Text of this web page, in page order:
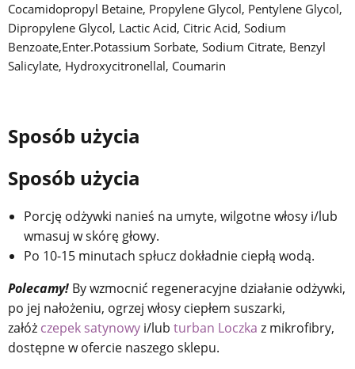
Cocamidopropyl Betaine, Propylene Glycol, Pentylene Glycol,
Dipropylene Glycol, Lactic Acid, Citric Acid, Sodium
Benzoate,Enter.Potassium Sorbate, Sodium Citrate, Benzyl
Salicylate, Hydroxycitronellal, Coumarin
Sposób użycia
Sposób użycia
Porcję odżywki nanieś na umyte, wilgotne włosy i/lub
wmasuj w skórę głowy.
Po 10-15 minutach spłucz dokładnie ciepłą wodą.
Polecamy! By wzmocnić regeneracyjne działanie odżywki,
po jej nałożeniu, ogrzej włosy ciepłem suszarki,
załóż czepek satynowy i/lub turban Loczka z mikrofibry,
dostępne w ofercie naszego sklepu.